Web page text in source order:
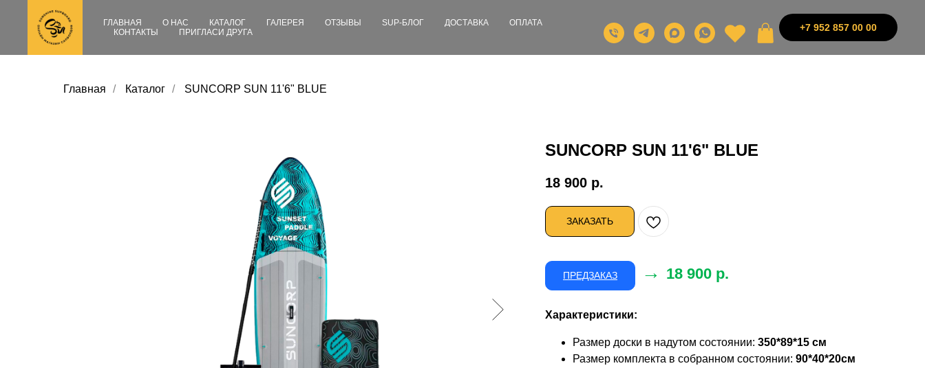
ГЛАВНАЯ О НАС КАТАЛОГ ГАЛЕРЕЯ ОТЗЫВЫ SUP-БЛОГ ДОСТАВКА
ОПЛАТА
КОНТАКТЫ
ПРИГЛАСИ ДРУГА +7 952 857 00 00
Главная / Каталог / SUNCORP SUN 11'6" BLUE
SUNCORP SUN 11'6" BLUE
18 900 р.
ЗАКАЗАТЬ
ПРЕДЗАКАЗ → 18 900 р.
Характеристики:
Размер доски в надутом состоянии: 350*89*15 см
Размер комплекта в собранном состоянии: 90*40*20см